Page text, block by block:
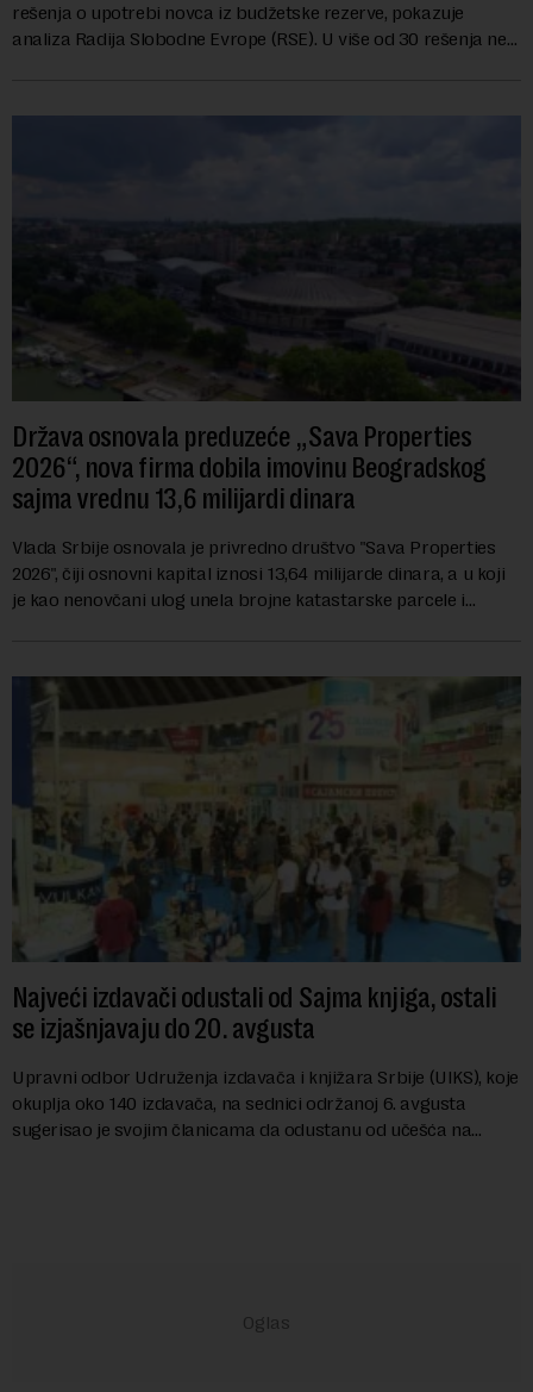
rešenja o upotrebi novca iz budžetske rezerve, pokazuje
analiza Radija Slobodne Evrope (RSE). U više od 30 rešenja ne
Država osnovala preduzeće „Sava Properties
2026“, nova firma dobila imovinu Beogradskog
sajma vrednu 13,6 milijardi dinara
Vlada Srbije osnovala je privredno društvo "Sava Properties
2026", čiji osnovni kapital iznosi 13,64 milijarde dinara, a u koji
je kao nenovčani ulog unela brojne katastarske parcele i
Najveći izdavači odustali od Sajma knjiga, ostali
se izjašnjavaju do 20. avgusta
Upravni odbor Udruženja izdavača i knjižara Srbije (UIKS), koje
okuplja oko 140 izdavača, na sednici održanoj 6. avgusta
sugerisao je svojim članicama da odustanu od učešća na